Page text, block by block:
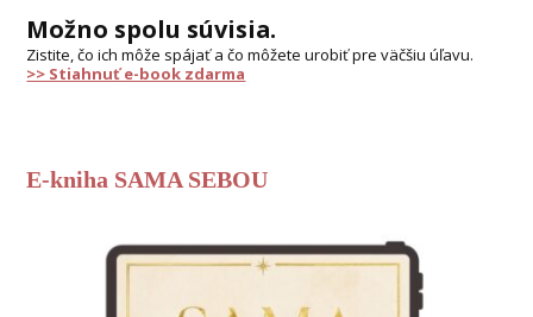
Možno spolu súvisia.
Zistite, čo ich môže spájať a čo môžete urobiť pre väčšiu úľavu.
>> Stiahnuť e-book zdarma
E-kniha SAMA SEBOU